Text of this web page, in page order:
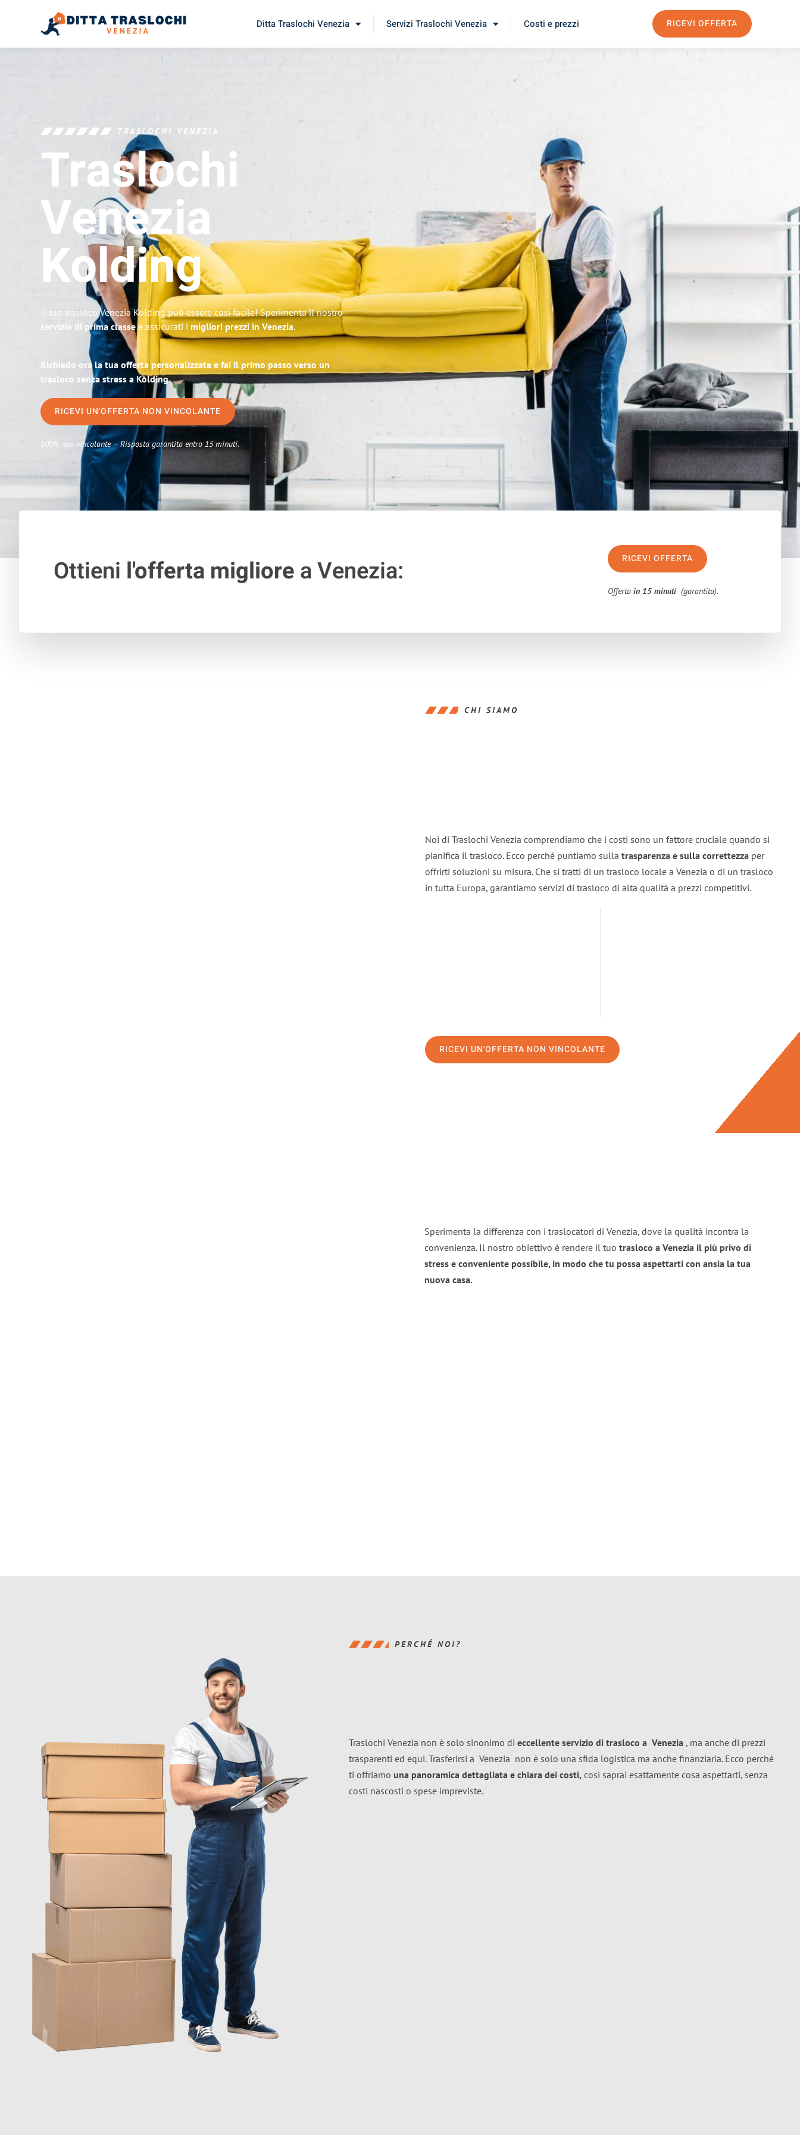
Ditta Traslochi Venezia Servizi Traslochi Venezia Costi e prezzi RICEVI OFFERTA
TRASLOCHI VENEZIA
Traslochi
Venezia
Kolding
Il tuo trasloco Venezia Kolding può essere così facile! Sperimenta il nostro
servizio di prima classee assicurati i migliori prezzi in Venezia.
Richiedo ora la tua offerta personalizzata e fai il primo passo verso un
trasloco senza stress a Kolding
RICEVI UN'OFFERTA NON VINCOLANTE
100% non vincolante – Risposta garantita entro 15 minuti.
Ottieni l'offerta migliorea Venezia: RICEVI OFFERTA
Offertain 15 minuti (garantita).
CHI SIAMO
Noi di Traslochi Venezia comprendiamo che i costi sono un fattore cruciale quando si
pianifica il trasloco. Ecco perché puntiamo sulla trasparenza e sulla correttezza per
offrirti soluzioni su misura. Che si tratti di un trasloco locale a Venezia o di un trasloco
in tutta Europa, garantiamo servizi di trasloco di alta qualità a prezzi competitivi.
RICEVI UN'OFFERTA NON VINCOLANTE
Sperimenta la differenza con i traslocatori di Venezia, dove la qualità incontra la
convenienza. Il nostro obiettivo è rendere il tuo trasloco a Venezia il più privo di
stress e conveniente possibile, in modo che tu possa aspettarti con ansia la tua
nuova casa.
PERCHÉ NOI?
Traslochi Venezia non è solo sinonimo di eccellente servizio di trasloco a Venezia , ma anche di prezzi
trasparenti ed equi. Trasferirsi a Venezia non è solo una sfida logistica ma anche finanziaria. Ecco perché
ti offriamo una panoramica dettagliata e chiara dei costi, così saprai esattamente cosa aspettarti, senza
costi nascosti o spese impreviste.